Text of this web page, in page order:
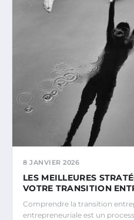
8 JANVIER 2026
LES MEILLEURES
VOTRE TRANSITION
Comprendre la transition
entrepreneuriale est un